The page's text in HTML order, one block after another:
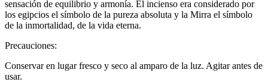
sensación de equilibrio y armonía. El incienso era considerado por
los egipcios el símbolo de la pureza absoluta y la Mirra el símbolo
de la inmortalidad, de la vida eterna.
Precauciones:
Conservar en lugar fresco y seco al amparo de la luz. Agitar antes de
usar.